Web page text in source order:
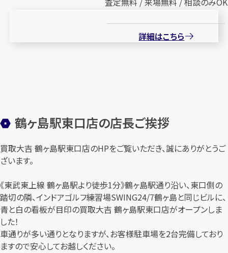
詳細はこちら
鶴ヶ島駅東口店の店長ご挨拶
買取大吉 鶴ヶ島駅東口店のHPをご覧いただき、誠にありがとうご
ざいます。
《東武東上線 鶴ヶ島駅より徒歩1分》鶴ヶ島駅通り沿い、東口側の
踏切の隣、インドアゴルフ練習場SWING24/7鶴ヶ島と同じビルに、
青と白の看板が目印の買取大吉 鶴ヶ島駅東口店がオープンしま
した！
車通りが多い通りとなりますが、お客様駐車場を2台完備しており
ますので安心してお越しください。